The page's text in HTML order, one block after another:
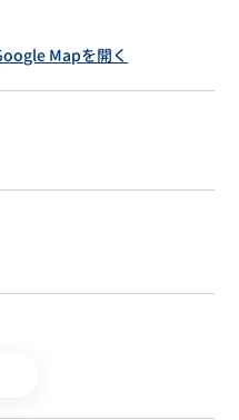
Mapを開く